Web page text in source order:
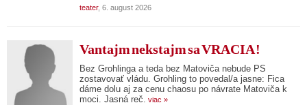
teater, 6. august 2026
Vantajm nekstajm sa VRACIA !
Bez Grohlinga a teda bez Matoviča nebude PS
zostavovať vládu. Grohling to povedal/a jasne: Fica
dáme dolu aj za cenu chaosu po návrate Matoviča k
moci. Jasná reč. viac »